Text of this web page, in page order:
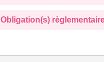
Obligation(s)